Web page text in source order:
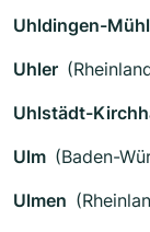
Uhldingen-
Uhler
Uhlstädt-
Ulm (Baden-
Ulmen